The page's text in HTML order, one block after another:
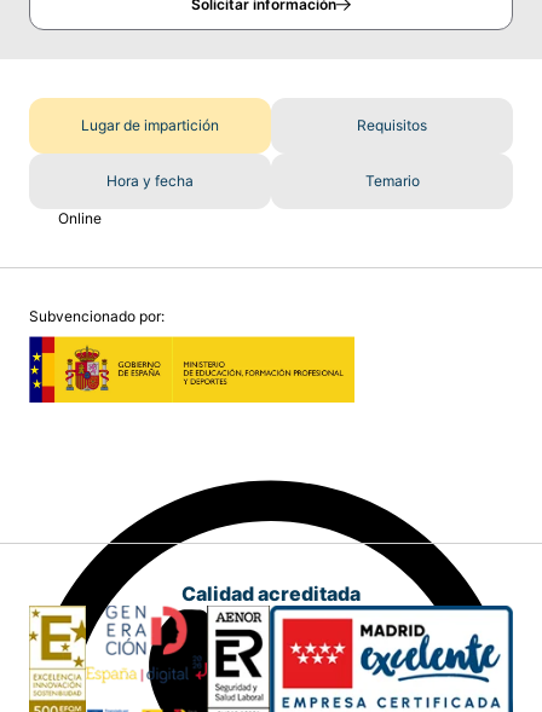
Solicitar información
Lugar de impartición Requisitos
Hora y fecha Temario
Online
Subvencionado por:
Calidad acreditada